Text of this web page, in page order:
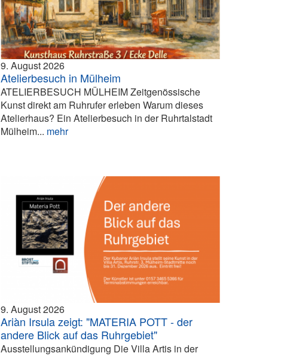
9. August 2026
Atelierbesuch in Mülheim
ATELIERBESUCH MÜLHEIM Zeitgenössische
Kunst direkt am Ruhrufer erleben Warum dieses
Atelierhaus? Ein Atelierbesuch in der Ruhrtalstadt
Mülheim... mehr
9. August 2026
Ariàn Irsula zeigt: "MATERIA POTT - der
andere Blick auf das Ruhrgebiet"
Ausstellungsankündigung Die Villa Artis in der